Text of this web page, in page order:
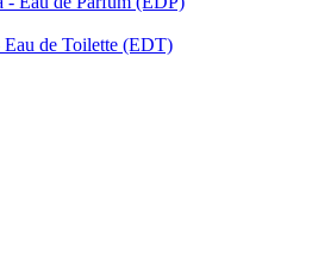
Eau de Toilette (EDT)